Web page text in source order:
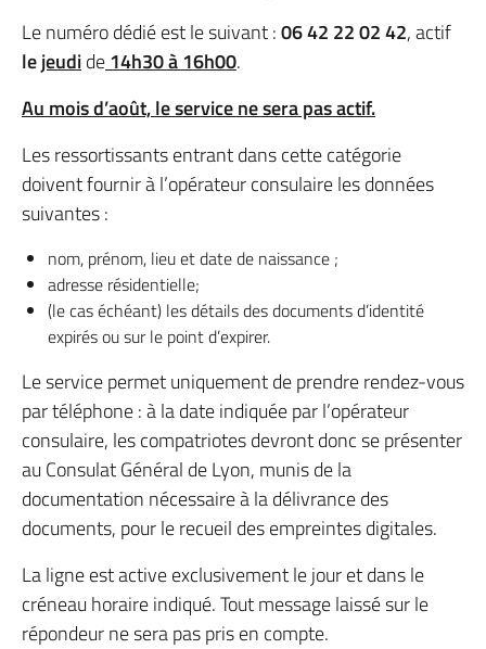
Le numéro dédié est le suivant :06 42 22 02 42, actif
lejeudide14h30 à 16h00.
Au mois d’août, le service ne sera pas actif.
Les ressortissants entrant dans cette catégorie
doivent fournir à l’opérateur consulaire les données
suivantes :
nom, prénom, lieu et date de naissance ;
adresse résidentielle;
(le cas échéant) les détails des documents d’identité
expirés ou sur le point d’expirer.
Le service permet uniquement de prendre rendez-vous
par téléphone : à la date indiquée par l’opérateur
consulaire, les compatriotes devront donc se présenter
au Consulat Général de Lyon, munis de la
documentation nécessaire à la délivrance des
documents, pour le recueil des empreintes digitales.
La ligne est active exclusivement le jour et dans le
créneau horaire indiqué. Tout message laissé sur le
répondeur ne sera pas pris en compte.